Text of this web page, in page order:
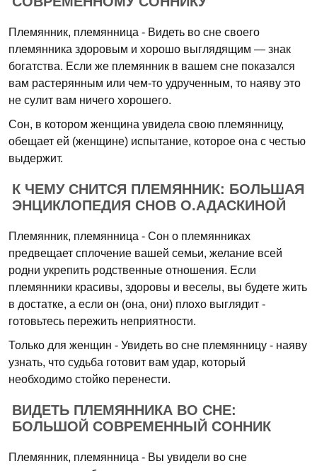
Племянник, племянница - Видеть во сне своего
племянника здоровым и хорошо выглядящим — знак
богатства. Если же племянник в вашем сне показался
вам растерянным или чем-то удрученным, то наяву это
не сулит вам ничего хорошего.
Сон, в котором женщина увидела свою племянницу,
обещает ей (женщине) испытание, которое она с честью
выдержит.
К ЧЕМУ СНИТСЯ ПЛЕМЯННИК: БОЛЬШАЯ
ЭНЦИКЛОПЕДИЯ СНОВ О.АДАСКИНОЙ
Племянник, племянница - Сон о племянниках
предвещает сплочение вашей семьи, желание всей
родни укрепить родственные отношения. Если
племянники красивы, здоровы и веселы, вы будете жить
в достатке, а если он (она, они) плохо выглядит -
готовьтесь пережить неприятности.
Только для женщин - Увидеть во сне племянницу - наяву
узнать, что судьба готовит вам удар, который
необходимо стойко перенести.
ВИДЕТЬ ПЛЕМЯННИКА ВО СНЕ:
БОЛЬШОЙ СОВРЕМЕННЫЙ СОННИК
Племянник, племянница - Вы увидели во сне